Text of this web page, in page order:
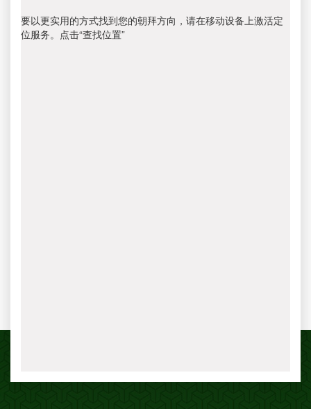
要以更实用的方式找到您的朝拜方向，请在移动设备上激活定
位服务。点击“查找位置”